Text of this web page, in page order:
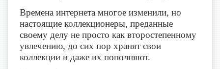
Времена интернета многое изменили, но
настоящие коллекционеры, преданные
своему делу не просто как второстепенному
увлечению, до сих пор хранят свои
коллекции и даже их пополняют.